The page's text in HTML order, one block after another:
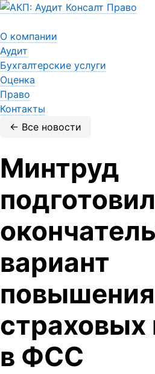
О компании
Аудит
Бухгалтерские услуги
Оценка
Право
Контакты
← Все новости
Минтруд
подготовил
вариант
повышения
страховых
в ФСС